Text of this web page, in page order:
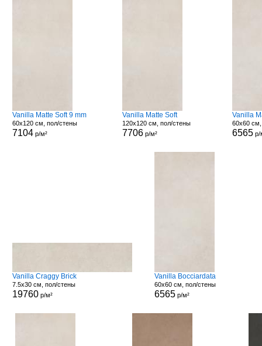
Vanilla Matte Soft 9 mm
60x120 см, пол/стены
7104р/м²
Vanilla Matte Soft
120x120 см, пол/стены
7706 р/м²
Vanilla
60x60
6565 р/
Vanilla Craggy Brick
7.5x30 см, пол/стены
19760р/м²
Vanilla Bocciardata
60x60 см, пол/стены
6565 р/м²